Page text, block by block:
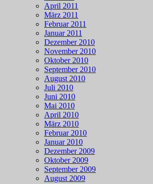
April 2011
März 2011
Februar 2011
Januar 2011
Dezember 2010
November 2010
Oktober 2010
September 2010
August 2010
Juli 2010
Juni 2010
Mai 2010
April 2010
März 2010
Februar 2010
Januar 2010
Dezember 2009
Oktober 2009
September 2009
August 2009